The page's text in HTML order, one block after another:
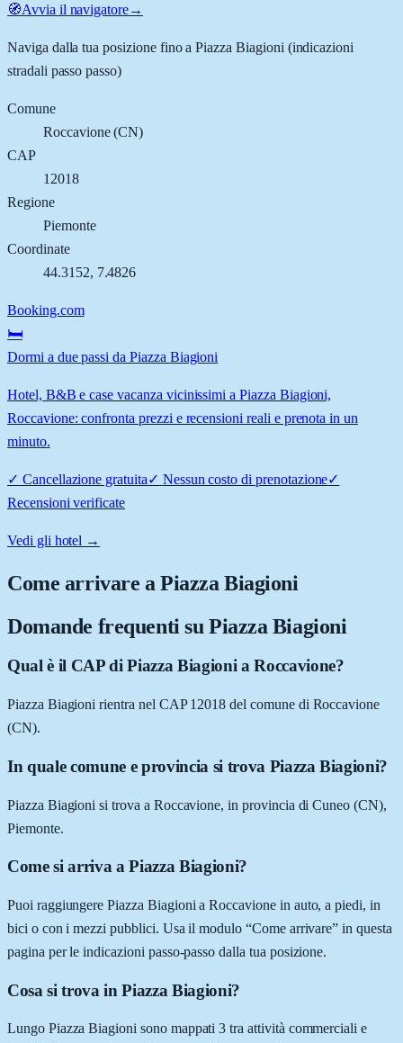
🧭Avvia il navigatore→
Naviga dalla tua posizione fino aPiazza Biagioni (indicazioni
stradali passo passo)
Comune
Roccavione(CN)
CAP
12018
Regione
Piemonte
Coordinate
44.3152, 7.4826
Booking.com
🛏️
Dormi a due passi da Piazza Biagioni
Hotel, B&B e case vacanza vicinissimi a Piazza Biagioni,
Roccavione: confronta prezzi e recensioni reali e prenota in un
minuto.
✓ Cancellazione gratuita✓ Nessun costo di prenotazione✓
Recensioni verificate
Vedi gli hotel →
Come arrivare aPiazza Biagioni
Domande frequenti su Piazza Biagioni
Qual è il CAP di Piazza Biagioni a Roccavione?
Piazza Biagioni rientra nel CAP 12018 del comune di Roccavione
(CN).
In quale comune e provincia si trova Piazza Biagioni?
Piazza Biagioni si trova a Roccavione, in provincia di Cuneo (CN),
Piemonte.
Come si arriva a Piazza Biagioni?
Puoi raggiungere Piazza Biagioni a Roccavione in auto, a piedi, in
bici o con i mezzi pubblici. Usa il modulo “Come arrivare” in questa
pagina per le indicazioni passo-passo dalla tua posizione.
Cosa si trova in Piazza Biagioni?
Lungo Piazza Biagioni sono mappati 3 tra attività commerciali e